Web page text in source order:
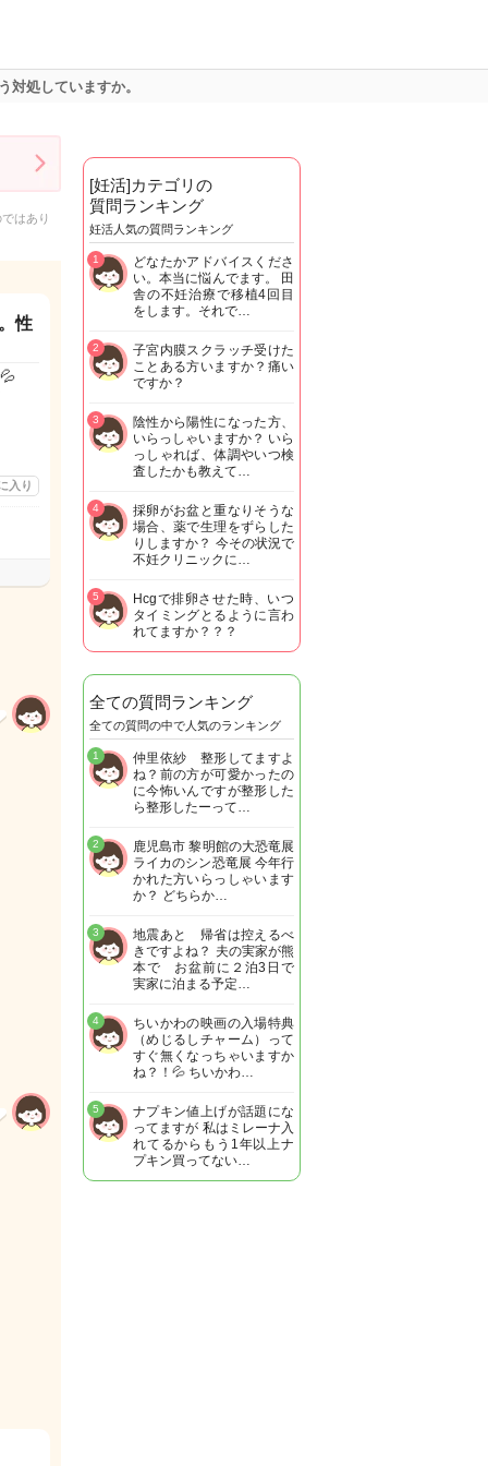
処していますか。
はあり
性
入り
[妊活]カテゴリの
質問ランキング
妊活人気の質問ランキング
どなたかアドバイスくださ
い。本当に悩んでます。 田
舎の不妊治療で移植4回目
をします。それで…
1
子宮内膜スクラッチ受けた
ことある方いますか？痛い
ですか？
2
陰性から陽性になった方、
いらっしゃいますか？ いら
っしゃれば、体調やいつ検
査したかも教えて…
3
採卵がお盆と重なりそうな
場合、薬で生理をずらした
りしますか？ 今その状況で
不妊クリニックに…
4
Hcgで排卵させた時、いつ
タイミングとるように言わ
れてますか？？？
5
全ての質問ランキング
全ての質問の中で人気のランキング
仲里依紗 整形してますよ
ね？前の方が可愛かったの
に今怖いんですが整形した
ら整形したーって…
1
鹿児島市 黎明館の大恐竜展
ライカのシン恐竜展 今年行
かれた方いらっしゃいます
か？ どちらか…
2
地震あと 帰省は控えるべ
きですよね？ 夫の実家が熊
本で お盆前に２泊3日で
実家に泊まる予定…
3
ちいかわの映画の入場特典
（めじるしチャーム）って
すぐ無くなっちゃいますか
ね？！💦 ちいかわ…
4
ナプキン値上げが話題にな
ってますが 私はミレーナ入
れてるからもう1年以上ナ
プキン買ってない…
5